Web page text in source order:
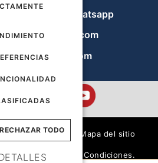
Whatsapp
Mapa del sitio
Términos y Condiciones.
|
RECHAZAR TODO